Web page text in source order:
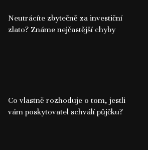
Neutrácíte zbytečně za investiční
zlato? Známe nejčastější chyby
Co vlastně rozhoduje o tom, jestli
vám poskytovatel schválí půjčku?